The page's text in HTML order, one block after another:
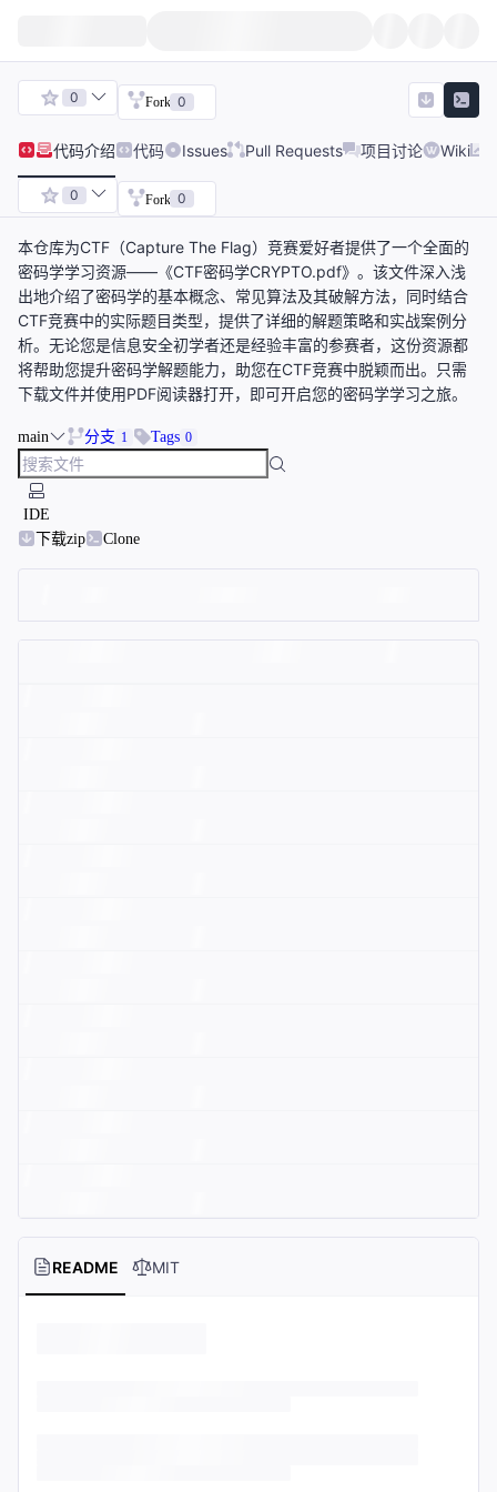
0 Fork 0
代码介绍 代码 Issues Pull Requests 项目讨论 Wiki
0 Fork 0
本仓库为CTF（Capture The Flag）竞赛爱好者提供了一个全面的
密码学学习资源——《CTF密码学CRYPTO.pdf》。该文件深入浅
出地介绍了密码学的基本概念、常见算法及其破解方法，同时结合
CTF竞赛中的实际题目类型，提供了详细的解题策略和实战案例分
析。无论您是信息安全初学者还是经验丰富的参赛者，这份资源都
将帮助您提升密码学解题能力，助您在CTF竞赛中脱颖而出。只需
下载文件并使用PDF阅读器打开，即可开启您的密码学学习之旅。
main 分支 1 Tags 0
IDE
下载zip
Clone
README MIT